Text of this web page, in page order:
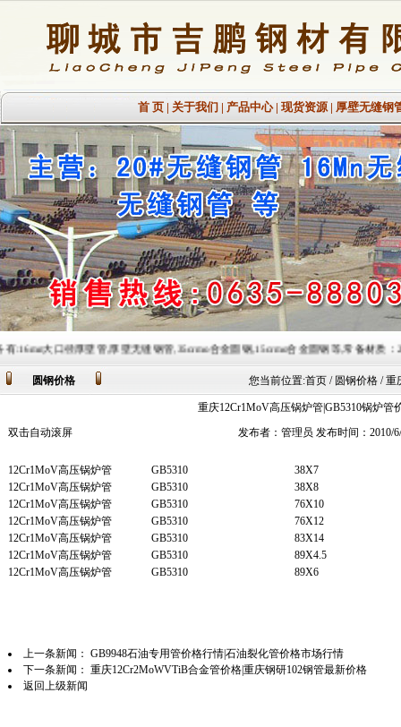
首 页| 关于我们 | 产品中心| 现货资源| 厚壁无缝钢
大口径厚壁管,厚壁无缝钢管,35crmo合金圆钢,15crmo合金圆钢等,常备材质：
圆钢价格 您当前位置:首页 / 圆钢价格 / 重
重庆12Cr1MoV高压锅炉管|GB5310锅炉管
双击自动滚屏
发布者：管理员 发布时间：2010/
12Cr1MoV高压锅炉管 GB5310
38X7
12Cr1MoV高压锅炉管
GB5310
38X8
12Cr1MoV高压锅炉管
GB5310
76X10
12Cr1MoV高压锅炉管
GB5310
76X12
12Cr1MoV高压锅炉管
GB5310
83X14
12Cr1MoV高压锅炉管
GB5310
89X4.5
12Cr1MoV高压锅炉管
GB5310 89X6
上一条新闻： GB9948石油专用管价格行情|石油裂化管价格市场行情
下一条新闻： 重庆12Cr2MoWVTiB合金管价格|重庆钢研102钢管最新价格
返回上级新闻